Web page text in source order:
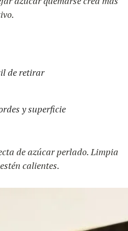
de retirar
y superficie
de azúcar perlado. Limpia
calientes.